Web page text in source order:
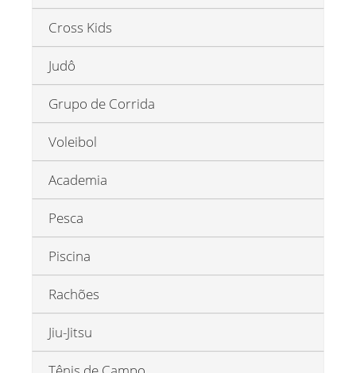
Cross Kids
Judô
Grupo de Corrida
Voleibol
Academia
Pesca
Piscina
Rachões
Jiu-Jitsu